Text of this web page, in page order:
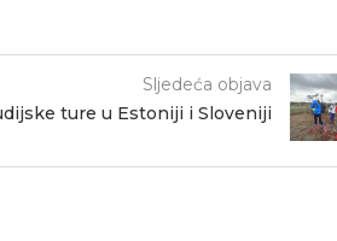
Sljedeća objava
ture u Estoniji i Sloveniji